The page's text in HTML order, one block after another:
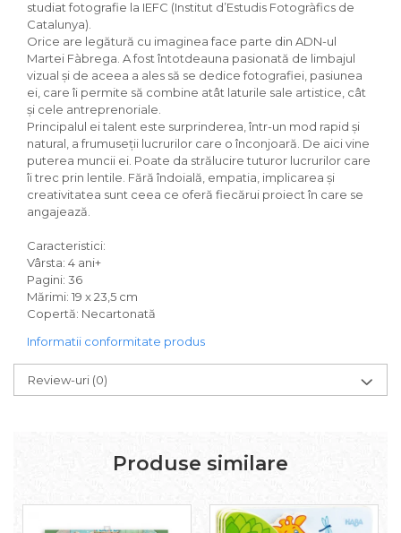
studiat fotografie la IEFC (Institut d’Estudis Fotogràfics de
Catalunya).
Orice are legătură cu imaginea face parte din ADN-ul
Martei Fàbrega. A fost întotdeauna pasionată de limbajul
vizual și de aceea a ales să se dedice fotografiei, pasiunea
ei, care îi permite să combine atât laturile sale artistice, cât
și cele antreprenoriale.
Principalul ei talent este surprinderea, într-un mod rapid și
natural, a frumuseții lucrurilor care o înconjoară. De aici vine
puterea muncii ei. Poate da strălucire tuturor lucrurilor care
îi trec prin lentile. Fără îndoială, empatia, implicarea și
creativitatea sunt ceea ce oferă fiecărui proiect în care se
angajează.
Caracteristici:
Vârsta: 4 ani+
Pagini: 36
Mărimi: 19 x 23,5 cm
Copertă: Necartonată
Informatii conformitate produs
Review-uri (0)
Produse similare